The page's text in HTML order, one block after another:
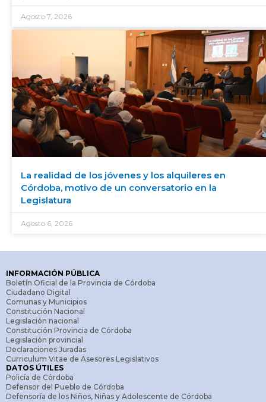
Agosto 7, 2026
La realidad de los jóvenes y los alquileres en
Córdoba, motivo de un conversatorio en la
Legislatura
Agosto 6, 2026
INFORMACIÓN PÚBLICA
Boletín Oficial de la Provincia de Córdoba
Ciudadano Digital
Comunas y Municipios
Constitución Nacional
Legislación nacional
Constitución Provincia de Córdoba
Legislación provincial
Declaraciones Juradas
Curriculum Vitae de Asesores Legislativos
DATOS ÚTILES
Policía de Córdoba
Defensor del Pueblo de Córdoba
Defensoría de los Niños, Niñas y Adolescente de Córdoba